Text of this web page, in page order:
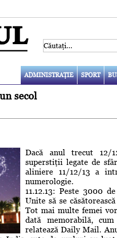
ADMINISTRAŢIE SPORT
secol
Dacă anul trecut 12/
superstiţii legate de
aliniere 11/12/13 a
numerologie.
11.12.13: Peste 3000
Unite să se
Tot mai multe femei
dată memorabilă,
relatează Daily Mail.